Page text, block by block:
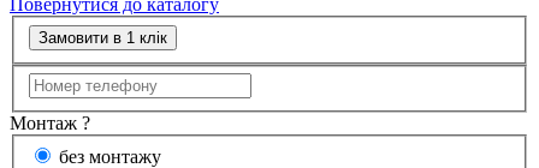
Повернутися до каталогу
Замовити в 1 клік
Монтаж ?
без монтажу